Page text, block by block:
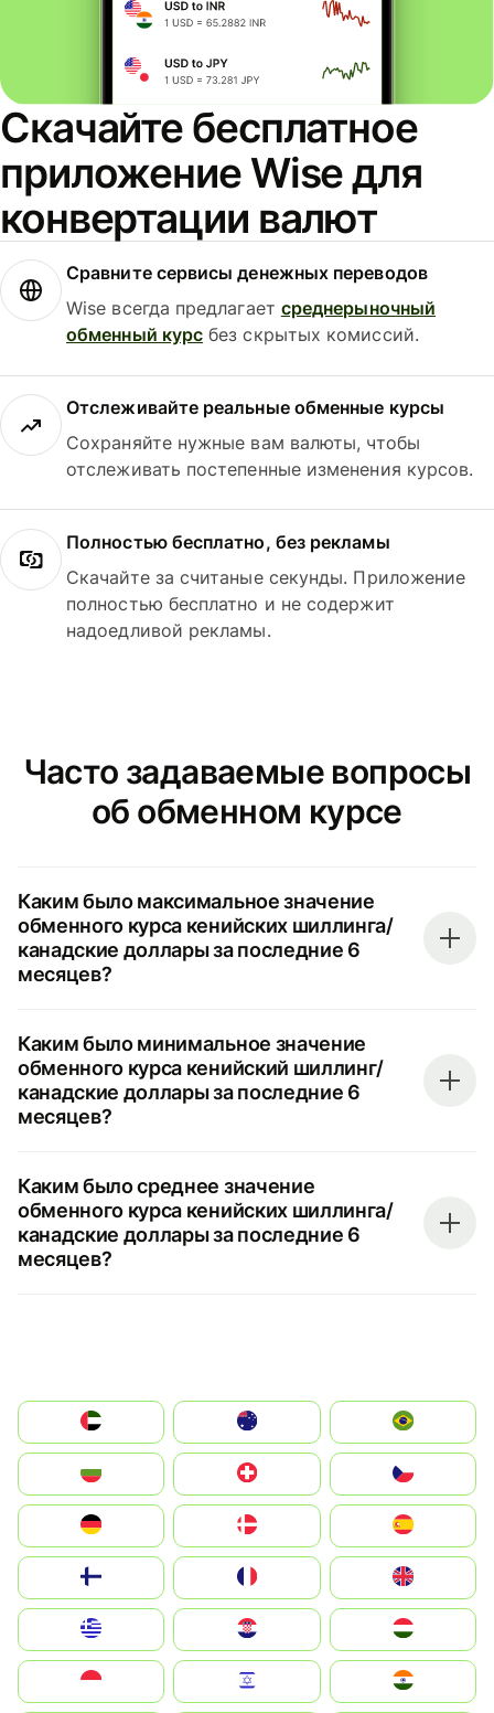
Скачайте бесплатное
приложение Wise для
конвертации валют
Сравните сервисы денежных переводов
Wise всегда предлагает среднерыночный
обменный курс без скрытых комиссий.
Отслеживайте реальные обменные курсы
Сохраняйте нужные вам валюты, чтобы
отслеживать постепенные изменения курсов.
Полностью бесплатно, без рекламы
Скачайте за считаные секунды. Приложение
полностью бесплатно и не содержит
надоедливой рекламы.
Часто задаваемые вопросы
об обменном курсе
Каким было максимальное значение
обменного курса кенийских шиллинга/
канадские доллары за последние 6
месяцев?
Каким было минимальное значение
обменного курса кенийский шиллинг/
канадские доллары за последние 6
месяцев?
Каким было среднее значение
обменного курса кенийских шиллинга/
канадские доллары за последние 6
месяцев?
الإمارات العربية المتحدة
Switzerland
Deutschland
United Kingdom
Magyarország